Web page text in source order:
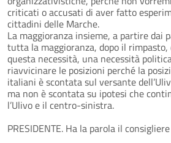
criticati o accusati di aver fatto
cittadini delle Marche.
La maggioranza insieme, a partire dai
tutta la maggioranza, dopo il rimpasto,
questa necessità, una necessità
riavvicinare le posizioni perché la
italiani è scontata sul versante
ma non è scontata su ipotesi che
l’Ulivo e il centro-sinistra.
PRESIDENTE. Ha la parola il